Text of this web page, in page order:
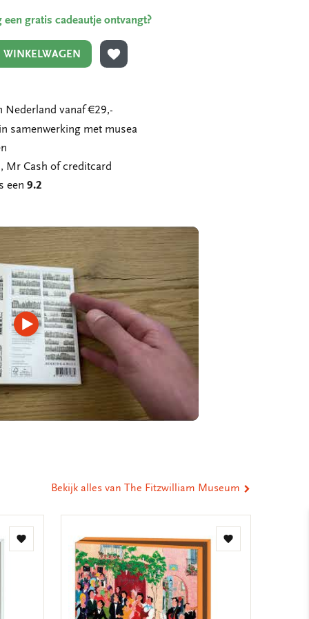
gratis cadeautje ontvangt?
TOEVOEGEN AAN VERLANGLIJST
vanaf €29,-
samenwerking met musea
Mr Cash of creditcard
een9.2
Video
afspelen
Bekijk alles van The Fitzwilliam Museum
Toevoegen
Toevoegen